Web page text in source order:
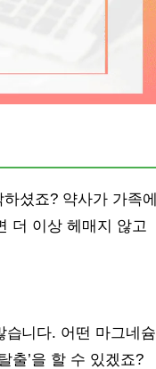
셨죠? 약사가 가족에
더 이상 헤매지 않고
습니다. 어떤 마그네슘
출’을 할 수 있겠죠?